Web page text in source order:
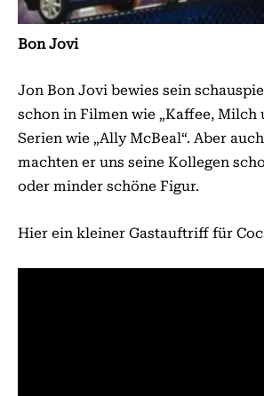
Bon Jovi
Jon Bon Jovi bewies sein
schon in Filmen wie „Kaffee, Milch
Serien wie „Ally McBeal“. Aber
machten er uns seine Kollegen
oder minder schöne Figur.
Hier ein kleiner Gastauftriff für